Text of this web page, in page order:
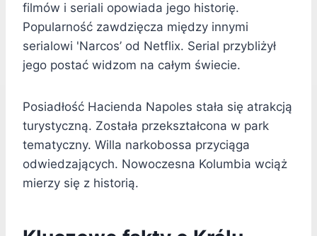
filmów i seriali opowiada jego historię.
Popularność zawdzięcza między innymi
serialowi 'Narcos’ od Netflix. Serial przybliżył
jego postać widzom na całym świecie.
Posiadłość Hacienda Napoles stała się atrakcją
turystyczną. Została przekształcona w park
tematyczny. Willa narkobossa przyciąga
odwiedzających. Nowoczesna Kolumbia wciąż
mierzy się z historią.